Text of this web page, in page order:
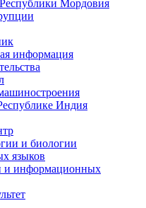
Мордовия
информация
Индия
и биологии
языков
и информационных